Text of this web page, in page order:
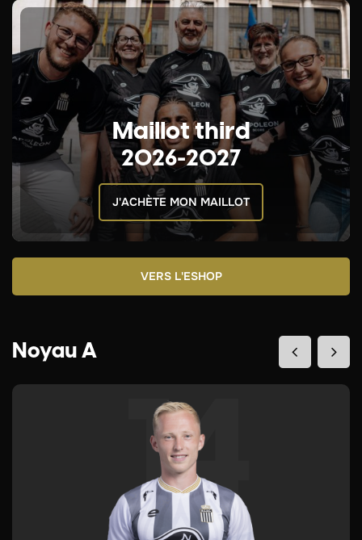
Maillot third
2026-2027
J'ACHÈTE MON MAILLOT
VERS L'ESHOP
Noyau A
14